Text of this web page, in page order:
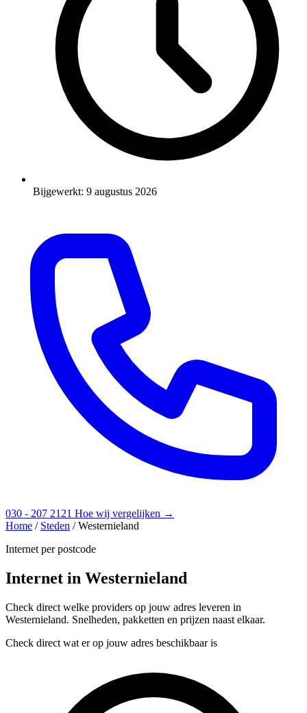
Bijgewerkt: 9 augustus 2026
030 - 207 2121 Hoe wij vergelijken →
Home / Steden / Westernieland
Internet per postcode
Internet in Westernieland
Check direct welke providers op jouw adres leveren in
Westernieland. Snelheden, pakketten en prijzen naast elkaar.
Check direct wat er op jouw adres beschikbaar is